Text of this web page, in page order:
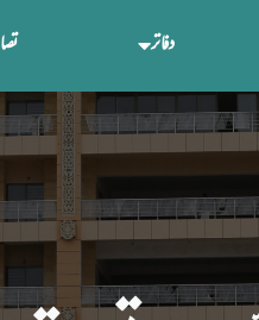
دفاتر